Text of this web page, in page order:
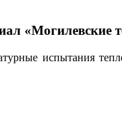
«Могилевские
испытания